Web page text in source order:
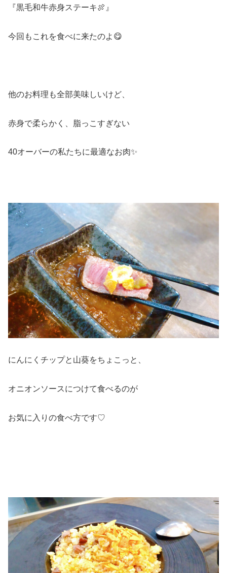
『黒毛和牛赤身ステーキ🍖』
今回もこれを食べに来たのよ😋
他のお料理も全部美味しいけど、
赤身で柔らかく、脂っこすぎない
40オーバーの私たちに最適なお肉✨
にんにくチップと山葵をちょこっと、
オニオンソースにつけて食べるのが
お気に入りの食べ方です♡